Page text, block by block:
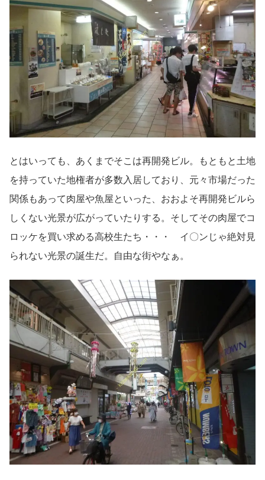
とはいっても、あくまでそこは再開発ビル。もともと土地
を持っていた地権者が多数入居しており、元々市場だった
関係もあって肉屋や魚屋といった、おおよそ再開発ビルら
しくない光景が広がっていたりする。そしてその肉屋でコ
ロッケを買い求める高校生たち・・・ イ〇ンじゃ絶対見
られない光景の誕生だ。自由な街やなぁ。